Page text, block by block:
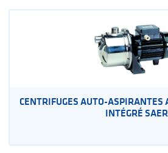
CENTRIFUGES AUTO-ASPIRANTES
INTÉGRÉ SAER